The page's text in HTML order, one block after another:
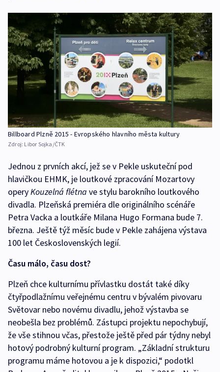
Billboard Plzně 2015 - Evropského hlavního města kultury
Zdroj: Libor Sojka/ČTK
Jednou z prvních akcí, jež se v Pekle uskuteční pod
hlavičkou EHMK, je loutkové zpracování Mozartovy
operyKouzelná flétna ve stylu barokního loutkového
divadla. Plzeňská premiéra dle originálního scénáře
Petra Vacka a loutkáře Milana Hugo Formana bude 7.
března. Ještě týž měsíc bude v Pekle zahájena výstava
100 let Československých legií.
Času málo, času dost?
Plzeň chce kulturnímu přívlastku dostát také díky
čtyřpodlažnímu veřejnému centru v bývalém pivovaru
Světovar nebo novému divadlu, jehož výstavba se
neobešla bez problémů. Zástupci projektu nepochybují,
že vše stihnou včas, přestože ještě před pár týdny nebyl
hotový podrobný kulturní program. „Základní strukturu
programu máme hotovou a je k dispozici,“ podotkl